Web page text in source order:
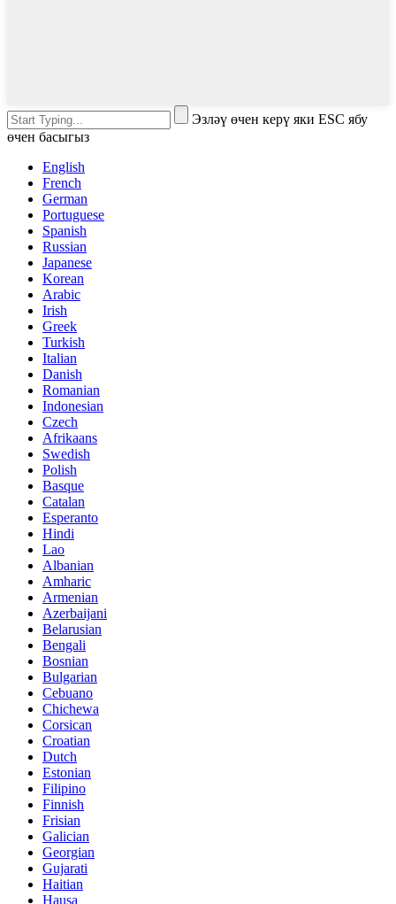
Эзләү өчен керү яки ESC ябу
өчен басыгыз
English
French
German
Portuguese
Spanish
Russian
Japanese
Korean
Arabic
Irish
Greek
Turkish
Italian
Danish
Romanian
Indonesian
Czech
Afrikaans
Swedish
Polish
Basque
Catalan
Esperanto
Hindi
Lao
Albanian
Amharic
Armenian
Azerbaijani
Belarusian
Bengali
Bosnian
Bulgarian
Cebuano
Chichewa
Corsican
Croatian
Dutch
Estonian
Filipino
Finnish
Frisian
Galician
Georgian
Gujarati
Haitian
Hausa